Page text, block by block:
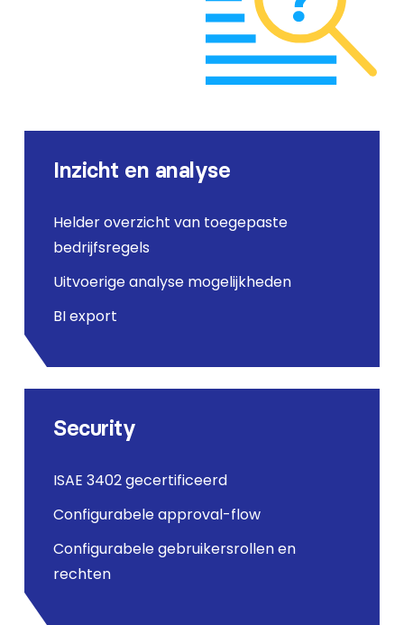
Inzicht en analyse
Helder overzicht van toegepaste
bedrijfsregels
Uitvoerige analyse mogelijkheden
BI export
Security
ISAE 3402 gecertificeerd
Configurabele approval-flow
Configurabele gebruikersrollen en
rechten